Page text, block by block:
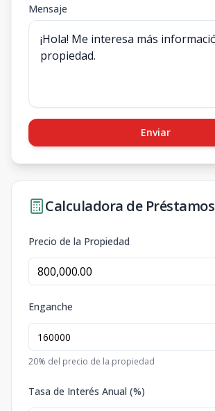
Mensaje
Enviar
Calculadora de Préstamos
Precio de la Propiedad
Enganche
20% del precio de la propiedad
Tasa de Interés Anual (%)